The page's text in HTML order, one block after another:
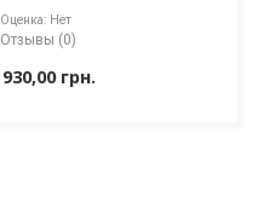
Оценка: Нет
Отзывы (0)
930,00 грн.